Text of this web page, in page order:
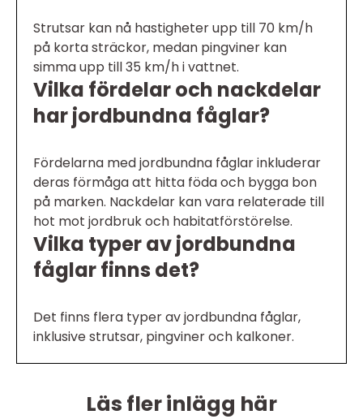
Strutsar kan nå hastigheter upp till 70 km/h
på korta sträckor, medan pingviner kan
simma upp till 35 km/h i vattnet.
Vilka fördelar och nackdelar
har jordbundna fåglar?
Fördelarna med jordbundna fåglar inkluderar
deras förmåga att hitta föda och bygga bon
på marken. Nackdelar kan vara relaterade till
hot mot jordbruk och habitatförstörelse.
Vilka typer av jordbundna
fåglar finns det?
Det finns flera typer av jordbundna fåglar,
inklusive strutsar, pingviner och kalkoner.
Läs fler inlägg här